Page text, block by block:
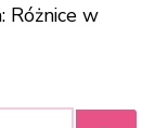
Różnice w